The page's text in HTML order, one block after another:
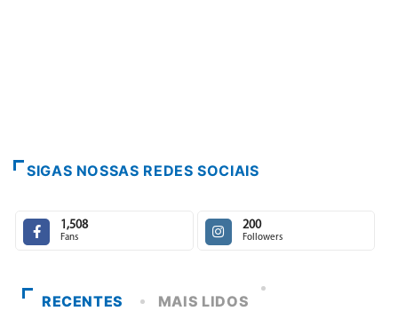
SIGAS NOSSAS REDES SOCIAIS
1,508
Fans
200
Followers
RECENTES MAIS LIDOS